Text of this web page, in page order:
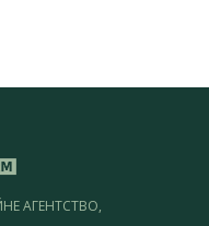
АГЕНТСТВО,